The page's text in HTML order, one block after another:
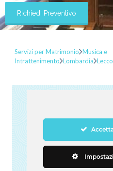
Richiedi Preventivo
Servizi per Matrimonio Musica e
Intrattenimento Lombardia Lecco